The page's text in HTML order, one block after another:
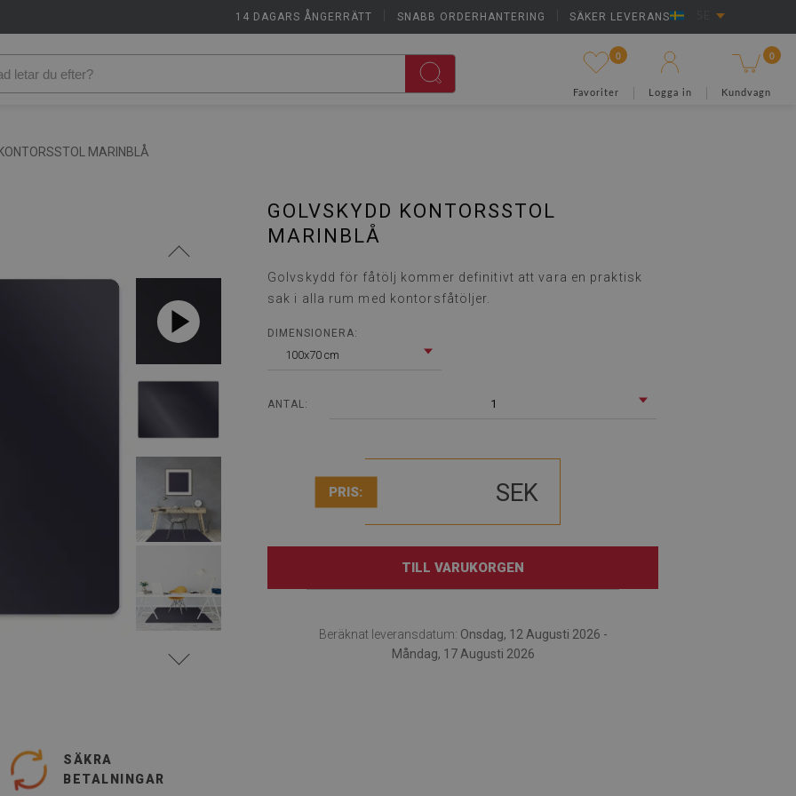
14 DAGARS ÅNGERRÄTT SNABB ORDERHANTERING SÄKER LEVERANS
0
Favoriter Logga in
0
Kundvagn
MARINBLÅ
SÄKRA
BETALNINGAR
GOLVSKYDD KONTORSSTOL
MARINBLÅ
Golvskydd för fåtölj kommer definitivt att vara en praktisk
sak i alla rum med kontorsfåtöljer.
DIMENSIONERA:
100x70 cm
ANTAL: 1
PRIS: SEK
TILL VARUKORGEN
Beräknat leveransdatum: Onsdag, 12 Augusti 2026 -
Måndag, 17 Augusti 2026